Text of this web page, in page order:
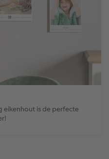
eikenhout is de perfecte